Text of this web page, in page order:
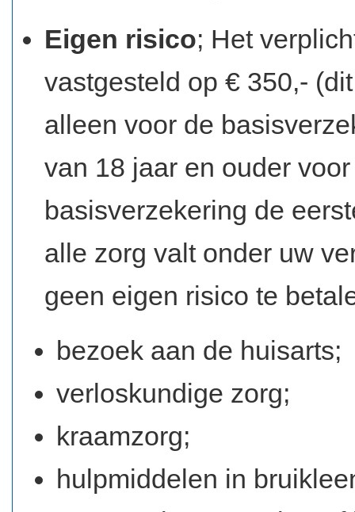
Eigen risico; Het
vastgesteld op € 350,-
alleen voor de
van 18 jaar en ouder
basisverzekering de
alle zorg valt onder uw
geen eigen risico te
bezoek aan de huisarts;
verloskundige zorg;
kraamzorg;
hulpmiddelen in